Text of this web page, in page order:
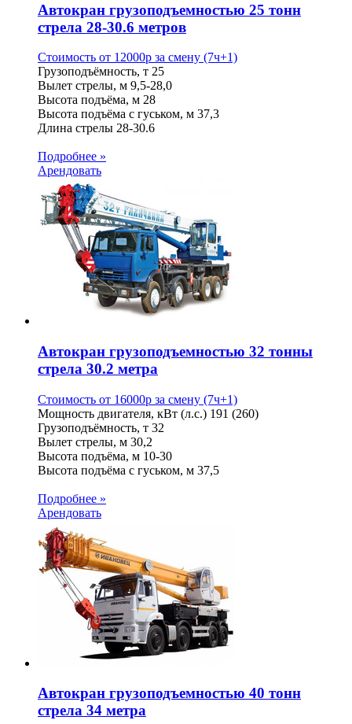
Автокран грузоподъемностью 25 тонн
стрела 28-30.6 метров
Стоимость от 12000p за смену (7ч+1)
Грузоподъёмность, т 25
Вылет стрелы, м 9,5-28,0
Высота подъёма, м 28
Высота подъёма с гуськом, м 37,3
Длина стрелы 28-30.6
Подробнее »
Арендовать
Автокран грузоподъемностью 32 тонны
стрела 30.2 метра
Стоимость от 16000p за смену (7ч+1)
Мощность двигателя, кВт (л.с.) 191 (260)
Грузоподъёмность, т 32
Вылет стрелы, м 30,2
Высота подъёма, м 10-30
Высота подъёма с гуськом, м 37,5
Подробнее »
Арендовать
Автокран грузоподъемностью 40 тонн
стрела 34 метра